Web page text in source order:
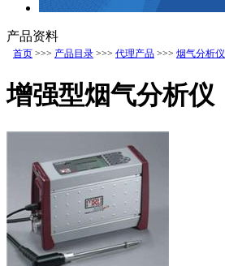
产品资料
首页 >>> 产品目录 >>> 代理产品 >>> 烟气分析仪
增强型烟气分析仪